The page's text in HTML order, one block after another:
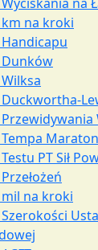
na kroki
PT Sił
na kroki